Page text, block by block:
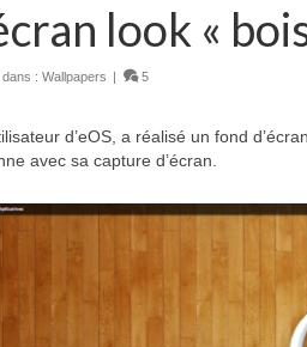
look «
: Wallpapers | 5
d’eOS, a réalisé un fond
avec sa capture d’écran.